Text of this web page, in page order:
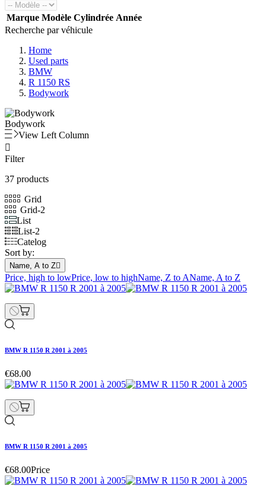
Marque Modèle Cylindrée Année
Recherche par véhicule
Home
Used parts
BMW
R 1150 RS
Bodywork
Bodywork
View Left Column

Filter
37 products
Grid
Grid-2
List
List-2
Catelog
Sort by:
Name, A to Z
Price, high to lowPrice, low to highName, Z to AName, A to Z
BMW R 1150 R 2001 à 2005
€68.00
BMW R 1150 R 2001 à 2005
€68.00Price